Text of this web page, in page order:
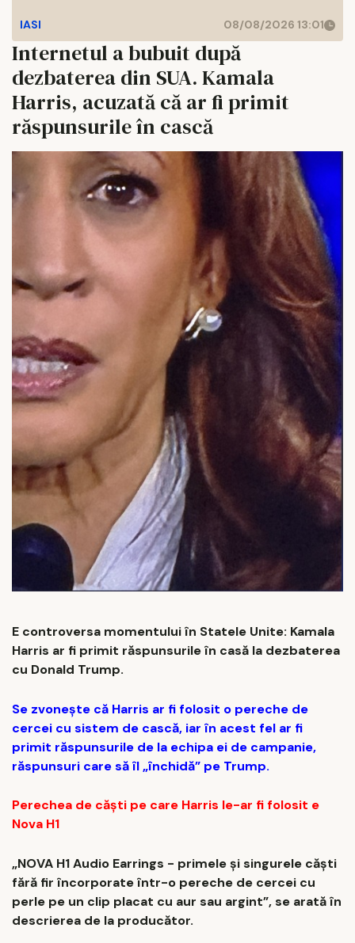
IASI 08/08/2026 13:01
Internetul a bubuit după
dezbaterea din SUA. Kamala
Harris, acuzată că ar fi primit
răspunsurile în cască
E controversa momentului în Statele Unite: Kamala
Harris ar fi primit răspunsurile în casă la dezbaterea
cu Donald Trump.
Se zvonește că Harris ar fi folosit o pereche de
cercei cu sistem de cască, iar în acest fel ar fi
primit răspunsurile de la echipa ei de campanie,
răspunsuri care să îl „închidă” pe Trump.
Perechea de căști pe care Harris le-ar fi folosit e
Nova H1
„NOVA H1 Audio Earrings - primele și singurele căști
fără fir încorporate într-o pereche de cercei cu
perle pe un clip placat cu aur sau argint”, se arată în
descrierea de la producător.